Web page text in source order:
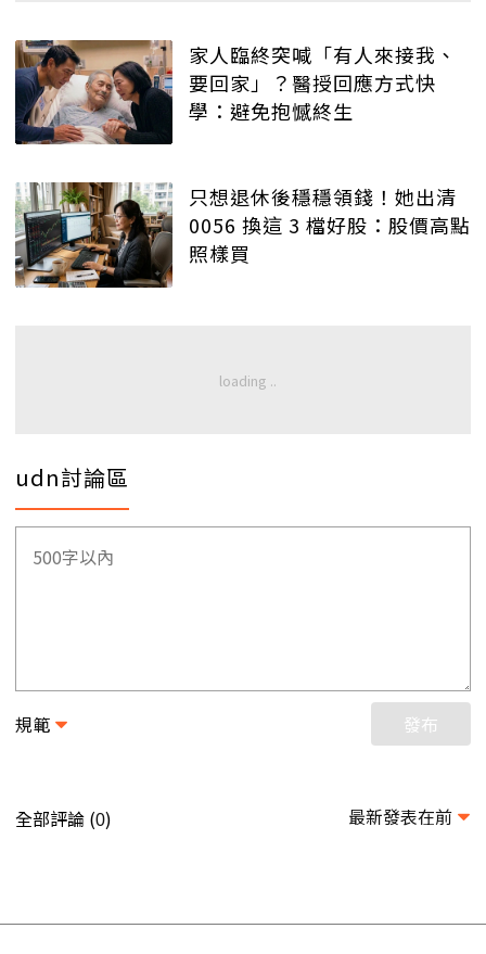
家人臨終突喊「有人來接我、
要回家」？醫授回應方式快
學：避免抱憾終生
只想退休後穩穩領錢！她出清
0056 換這 3 檔好股：股價高點
照樣買
udn討論區
規範 發布
全部評論 (0) 最新發表在前